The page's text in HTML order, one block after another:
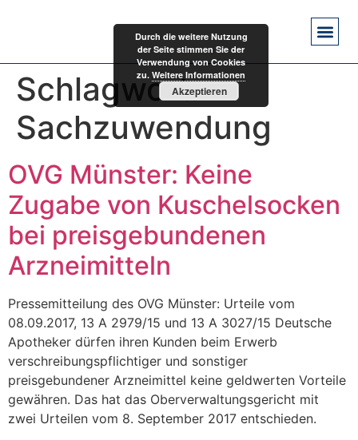
Schlagwort:
Sachzuwendung
OVG Münster: Keine
Zugabe von Kuschelsocken
bei preisgebundenen
Arzneimitteln
Pressemitteilung des OVG Münster: Urteile vom
08.09.2017, 13 A 2979/15 und 13 A 3027/15 Deutsche
Apotheker dürfen ihren Kunden beim Erwerb
verschreibungspflichtiger und sonstiger
preisgebundener Arzneimittel keine geldwerten Vorteile
gewähren. Das hat das Oberverwaltungsgericht mit
zwei Urteilen vom 8. September 2017 entschieden.
Durch die weitere Nutzung
der Seite stimmen Sie der
Verwendung von Cookies
zu. Weitere Informationen
Akzeptieren